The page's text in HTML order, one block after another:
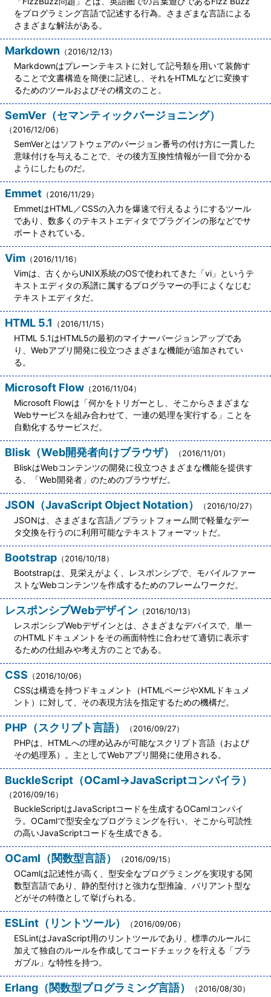
をプログラミング言語で記述する行為。さまざまな言語による
さまざまな解法がある。
Markdown （2016/12/13）
Markdownはプレーンテキストに対して記号類を用いて装飾す
ることで文書構造を簡便に記述し、それをHTMLなどに変換す
るためのツールおよびその構文のこと。
SemVer（セマンティックバージョニング）
（2016/12/06）
SemVerとはソフトウェアのバージョン番号の付け方に一貫した
意味付けを与えることで、その後方互換性情報が一目で分かる
ようにしたものだ。
Emmet （2016/11/29）
EmmetはHTML／CSSの入力を爆速で行えるようにするツール
であり、数多くのテキストエディタでプラグインの形などでサ
ポートされている。
Vim （2016/11/16）
Vimは、古くからUNIX系統のOSで使われてきた「vi」というテ
キストエディタの系譜に属するプログラマーの手によくなじむ
テキストエディタだ。
HTML 5.1 （2016/11/15）
HTML 5.1はHTML5の最初のマイナーバージョンアップであ
り、Webアプリ開発に役立つさまざまな機能が追加されてい
る。
Microsoft Flow （2016/11/04）
Microsoft Flowは「何かをトリガーとし、そこからさまざまな
Webサービスを組み合わせて、一連の処理を実行する」ことを
自動化するサービスだ。
Blisk（Web開発者向けブラウザ） （2016/11/01）
BliskはWebコンテンツの開発に役立つさまざまな機能を提供す
る、「Web開発者」のためのブラウザだ。
JSON（JavaScript Object Notation） （2016/10/27）
JSONは、さまざまな言語／プラットフォーム間で軽量なデー
タ交換を行うのに利用可能なテキストフォーマットだ。
Bootstrap （2016/10/18）
Bootstrapは、見栄えがよく、レスポンシブで、モバイルファー
ストなWebコンテンツを作成するためのフレームワークだ。
レスポンシブWebデザイン （2016/10/13）
レスポンシブWebデザインとは、さまざまなデバイスで、単一
のHTMLドキュメントをその画面特性に合わせて適切に表示す
るための仕組みや考え方のことである。
CSS （2016/10/06）
CSSは構造を持つドキュメント（HTMLページやXMLドキュメ
ント）に対して、その表現方法を指定するための機構だ。
PHP（スクリプト言語） （2016/09/27）
PHPは、HTMLへの埋め込みが可能なスクリプト言語（および
その処理系）。主としてWebアプリ開発に使用される。
BuckleScript（OCaml→JavaScriptコンパイラ）
（2016/09/16）
BuckleScriptはJavaScriptコードを生成するOCamlコンパイ
ラ。OCamlで型安全なプログラミングを行い、そこから可読性
の高いJavaScriptコードを生成できる。
OCaml（関数型言語） （2016/09/15）
OCamlは記述性が高く、型安全なプログラミングを実現する関
数型言語であり、静的型付けと強力な型推論、バリアント型な
どがその特徴として挙げられる。
ESLint（リントツール） （2016/09/06）
ESLintはJavaScript用のリントツールであり、標準のルールに
加えて独自のルールを作成してコードチェックを行える「プラ
ガブル」な特性を持つ。
Erlang（関数型プログラミング言語） （2016/08/30）